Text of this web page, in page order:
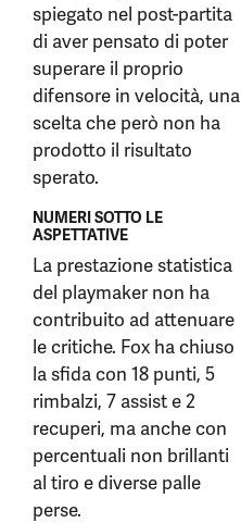
spiegato nel post-partita
di aver pensato di poter
superare il proprio
difensore in velocità, una
scelta che però non ha
prodotto il risultato
sperato.
NUMERI SOTTO LE
ASPETTATIVE
La prestazione statistica
del playmaker non ha
contribuito ad attenuare
le critiche. Fox ha chiuso
la sfida con 18 punti, 5
rimbalzi, 7 assist e 2
recuperi, ma anche con
percentuali non brillanti
al tiro e diverse palle
perse.